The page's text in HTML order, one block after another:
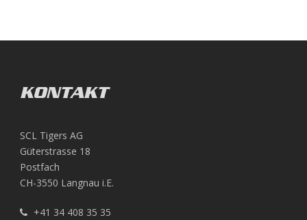
KONTAKT
SCL Tigers AG
Güterstrasse 18
Postfach
CH-3550 Langnau i.E.
+41 34 408 35 35